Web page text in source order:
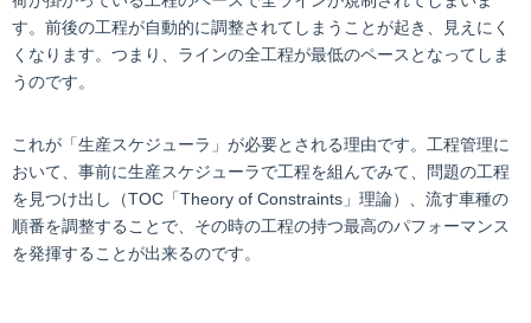
す。前後の工程が自動的に調整されてしまうことが起き、見えにく
くなります。つまり、ラインの全工程が最低のペースとなってしま
うのです。
これが「生産スケジューラ」が必要とされる理由です。工程管理に
おいて、事前に生産スケジューラで工程を組んでみて、問題の工程
を見つけ出し（TOC「Theory of Constraints」理論）、流す車種の
順番を調整することで、その時の工程の持つ最高のパフォーマンス
を発揮することが出来るのです。